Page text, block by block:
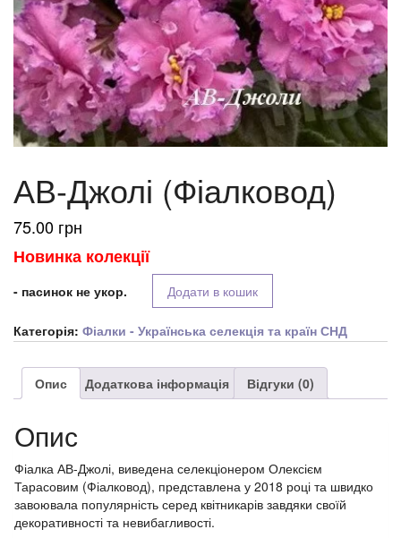
АВ-Джолі (Фіалковод)
75.00 грн
Новинка колекції
- пасинок не укор. Додати в кошик
Категорія: Фіалки - Українська селекція та країн СНД
Опис Додаткова інформація Відгуки (0)
Опис
Фіалка АВ-Джолі, виведена селекціонером Олексієм
Тарасовим (Фіалковод), представлена ​​у 2018 році та швидко
завоювала популярність серед квітникарів завдяки своїй
декоративності та невибагливості.